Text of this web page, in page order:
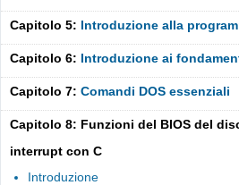
Capitolo 5: Introduzione alla
Capitolo 6: Introduzione ai
Capitolo 7: Comandi DOS essenziali
Capitolo 8: Funzioni del BIOS del
interrupt con C
Introduzione